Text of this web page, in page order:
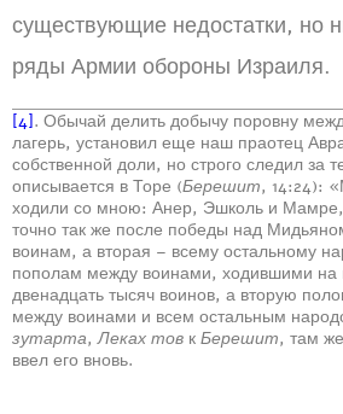
существующие недостатки, но
ряды Армии обороны Израиля.
[4]. Обычай делить добычу поровну
лагерь, установил еще наш праотец
собственной доли, но строго следил за
описывается в Торе (Берешит, 14:24):
ходили со мною: Анер, Эшколь и
точно так же после победы над
воинам, а вторая – всему остальному
пополам между воинами, ходившими на
двенадцать тысяч воинов, а вторую
между воинами и всем остальным
зутарта,Леках тов к Берешит, там
ввел его вновь.